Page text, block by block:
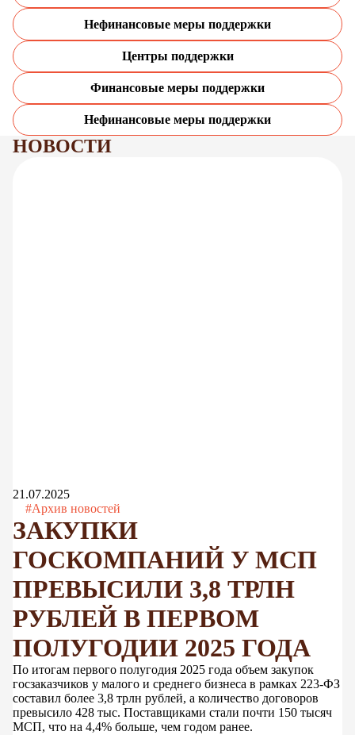
Нефинансовые меры поддержки
Центры поддержки
Финансовые меры поддержки
Нефинансовые меры поддержки
НОВОСТИ
21.07.2025
#Архив новостей
ЗАКУПКИ
ГОСКОМПАНИЙ У МСП
ПРЕВЫСИЛИ 3,8 ТРЛН
РУБЛЕЙ В ПЕРВОМ
ПОЛУГОДИИ 2025 ГОДА
По итогам первого полугодия 2025 года объем закупок
госзаказчиков у малого и среднего бизнеса в рамках 223-ФЗ
составил более 3,8 трлн рублей, а количество договоров
превысило 428 тыс. Поставщиками стали почти 150 тысяч
МСП, что на 4,4% больше, чем годом ранее.